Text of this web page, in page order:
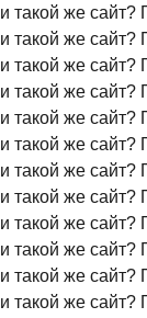
такой же сайт?
такой же сайт?
такой же сайт?
такой же сайт?
такой же сайт?
такой же сайт?
такой же сайт?
такой же сайт?
такой же сайт?
такой же сайт?
такой же сайт?
такой же сайт?